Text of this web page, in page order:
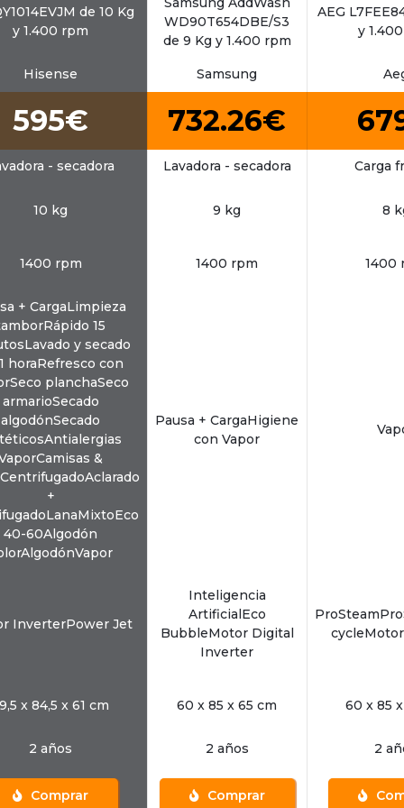
de 10 Kg
y 1.400 rpm
WD90T654DBE/S3
de 9 Kg y 1.400 rpm
AEG
y 1.400
Hisense Samsung
595€ 732.26€
- secadora Lavadora - secadora Carga
10 kg 9 kg 8
1400 rpm 1400 rpm 1400
+ CargaLimpieza
15
y secado
horaRefresco con
planchaSeco
armarioSecado
algodónSecado
&
+
40-60Algodón
Pausa + CargaHigiene
con Vapor
InverterPower Jet
Inteligencia
ArtificialEco
BubbleMotor Digital
Inverter
cycleMotor
x 84,5 x 61 cm 60 x 85 x 65 cm 60 x 85 x
2 años 2 años 2
Comprar Comprar